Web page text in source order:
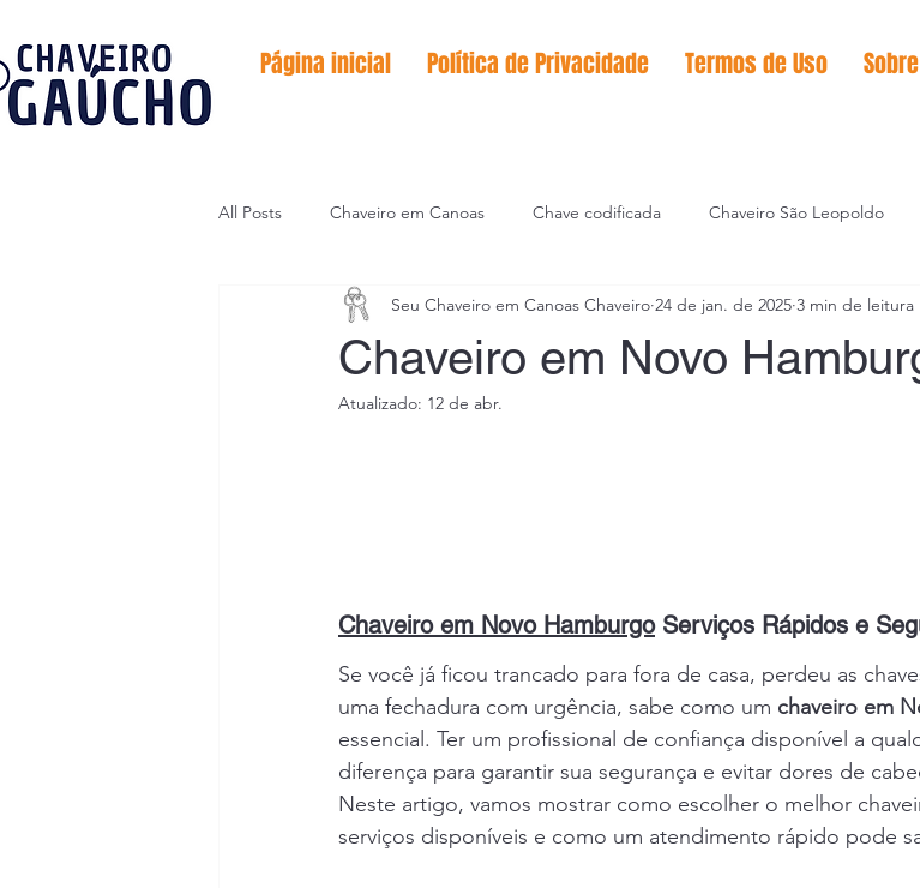
Página inicial Política de Privacidade Termos de Uso Sobre
All Posts Chaveiro em Canoas Chave codificada Chaveiro São Leopoldo
Serviço de emergências Codificação de chaves
Chaveiro em Novo
Seu Chaveiro em Canoas Chaveiro 24 de jan. de 2025 3 min de leitura
Atualizado: 12 de abr.
Chaveiro em Novo Hamburgo Serviços Rápidos e
Se você já ficou trancado para fora de casa, perdeu as
uma fechadura com urgência, sabe como um chaveiro em
essencial. Ter um profissional de confiança disponível a
diferença para garantir sua segurança e evitar dores de
Neste artigo, vamos mostrar como escolher o melhor
serviços disponíveis e como um atendimento rápido pode